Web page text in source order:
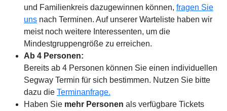
und Familienkreis dazugewinnen können, fragen Sie
uns nach Terminen. Auf unserer Warteliste haben wir
meist noch weitere Interessenten, um die
Mindestgruppengröße zu erreichen.
Ab 4 Personen:
Bereits ab 4 Personen können Sie einen individuellen
Segway Termin für sich bestimmen. Nutzen Sie bitte
dazu die Terminanfrage.
Haben Sie mehr Personen als verfügbare Tickets